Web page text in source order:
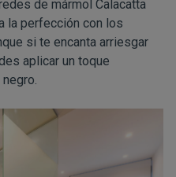
de mármol Calacatta
la perfección con los
si te encanta arriesgar
aplicar un toque